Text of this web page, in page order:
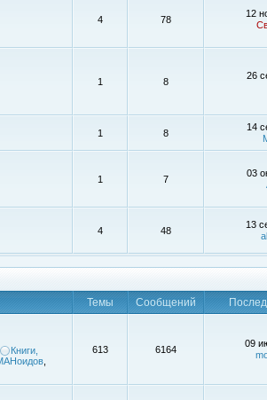
4 78
12
1 8
26
1 8
14
1 7
03
4 48
13
Темы Сообщений
Книги,
613 6164
09